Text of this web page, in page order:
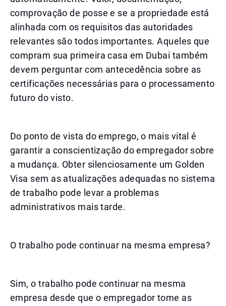
comprovação de posse e se a propriedade está
alinhada com os requisitos das autoridades
relevantes são todos importantes. Aqueles que
compram sua primeira casa em Dubai também
devem perguntar com antecedência sobre as
certificações necessárias para o processamento
futuro do visto.
Do ponto de vista do emprego, o mais vital é
garantir a conscientização do empregador sobre
a mudança. Obter silenciosamente um Golden
Visa sem as atualizações adequadas no sistema
de trabalho pode levar a problemas
administrativos mais tarde.
O trabalho pode continuar na mesma empresa?
Sim, o trabalho pode continuar na mesma
empresa desde que o empregador tome as